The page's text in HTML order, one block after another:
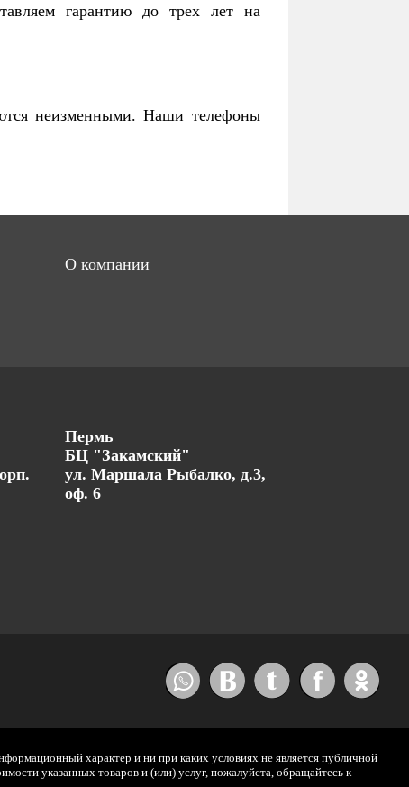
гарантию до трех лет на
неизменными. Наши телефоны
О компании
Пермь
БЦ "Закамский"
ул. Маршала Рыбалко, д.3,
оф. 6
характер и ни при каких условиях не является публичной
указанных товаров и (или) услуг, пожалуйста, обращайтесь к